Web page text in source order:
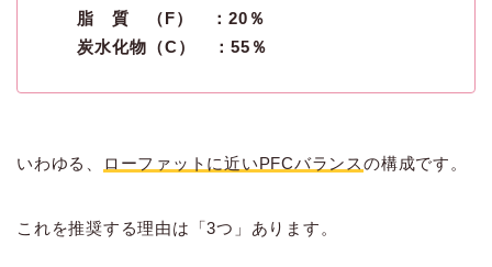
脂 質 （F） ：20％
炭水化物（C） ：55％
いわゆる、 ローファットに近いPFCバランスの構成です。
これを推奨する理由は「3つ」あります。